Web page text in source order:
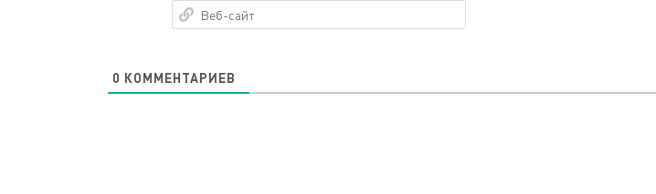
сайт
0 КОММЕНТАРИЕВ